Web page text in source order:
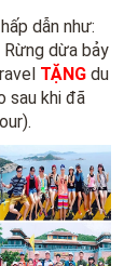
dẫn như:
Rừng dừa bảy
TẶNG du
sau khi đã